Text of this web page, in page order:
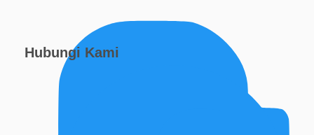
Hubungi Kami